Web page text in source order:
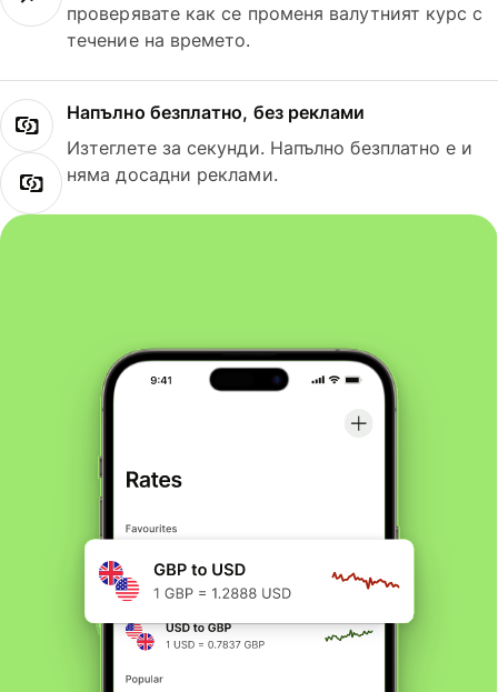
проверявате как се променя валутният курс с
течение на времето.
Напълно безплатно, без реклами
Изтеглете за секунди. Напълно безплатно е и
няма досадни реклами.